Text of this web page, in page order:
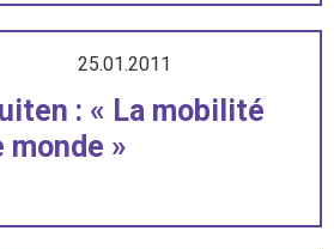
25.01.2011
: « La mobilité
»